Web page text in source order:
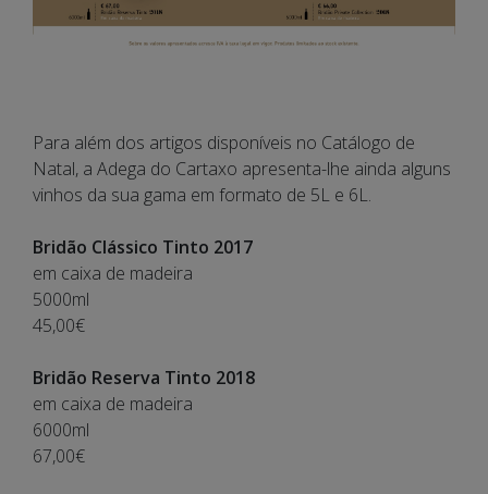
Para além dos artigos disponíveis no Catálogo de
Natal, a Adega do Cartaxo apresenta-lhe ainda alguns
vinhos da sua gama em formato de 5L e 6L.
Bridão Clássico Tinto 2017
em caixa de madeira
5000ml
45,00€
Bridão Reserva Tinto 2018
em caixa de madeira
6000ml
67,00€